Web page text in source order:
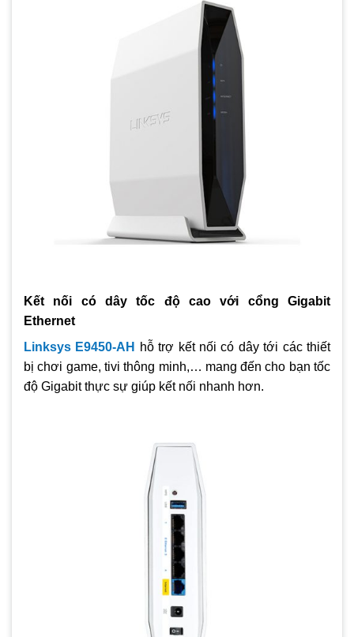
Kết nối có dây tốc độ cao với cổng Gigabit
Ethernet
Linksys E9450-AH
hỗ trợ kết nối có dây tới các thiết
bị chơi game, tivi thông minh,… mang đến cho bạn tốc
độ Gigabit thực sự giúp kết nối nhanh hơn.